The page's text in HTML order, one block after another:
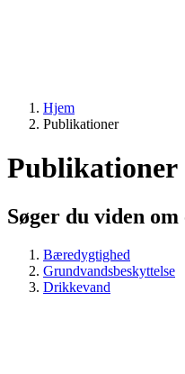
Hjem
Publikationer
Publikationer
Søger du viden om
Bæredygtighed
Grundvandsbeskyttelse
Drikkevand